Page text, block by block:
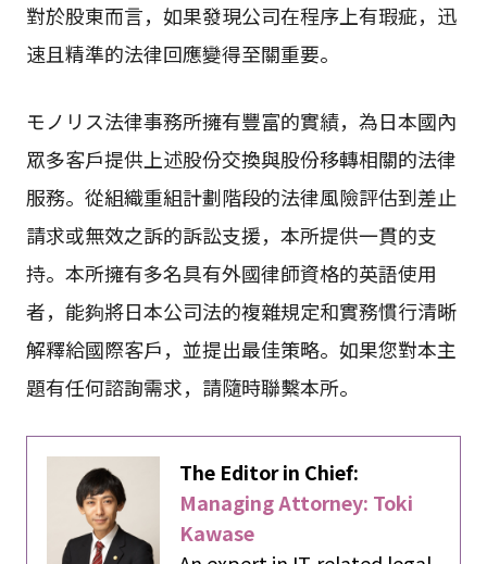
對於股東而言，如果發現公司在程序上有瑕疵，迅
速且精準的法律回應變得至關重要。
モノリス法律事務所擁有豐富的實績，為日本國內
眾多客戶提供上述股份交換與股份移轉相關的法律
服務。從組織重組計劃階段的法律風險評估到差止
請求或無效之訴的訴訟支援，本所提供一貫的支
持。本所擁有多名具有外國律師資格的英語使用
者，能夠將日本公司法的複雜規定和實務慣行清晰
解釋給國際客戶，並提出最佳策略。如果您對本主
題有任何諮詢需求，請隨時聯繫本所。
The Editor in Chief:
Managing Attorney: Toki
Kawase